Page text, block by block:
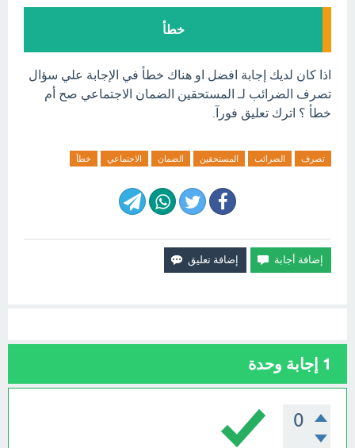
خطأ
اذا كان لديك إجابة افضل او هناك خطأ في الإجابة علي سؤال
تصرف الضرائب لـ المستحقين الضمان الاجتماعي صح أم
خطأ ؟ اترك تعليق فورآ.
تصرف الضرائب المستحقين الضمان الاجتماعي خطأ
1 إجابة وحدة
0